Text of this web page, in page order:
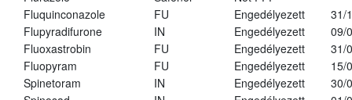
Fluquinconazole
FU Engedélyezett
31/
Flupyradifurone
IN Engedélyezett
09/
Fluoxastrobin
FU Engedélyezett
31/
Fluopyram
FU Engedélyezett
15/
Spinetoram
IN Engedélyezett
30/